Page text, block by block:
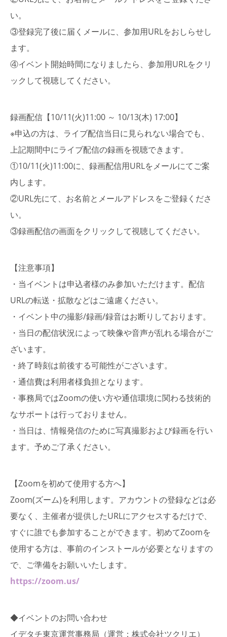
い。
③登録完了後に届くメールに、参加用URLをおしらせし
ます。
④イベント開始時間になりましたら、参加用URLをクリ
ックして視聴してください。
録画配信【10/11(火)11:00 ～ 10/13(木) 17:00】
※申込の方は、ライブ配信当日に見られない場合でも、
上記期間中にライブ配信の録画を視聴できます。
①10/11(火)11:00に、録画配信用URLをメールにてご案
内します。
②URL先にて、お名前とメールアドレスをご登録くださ
い。
③録画配信の画面をクリックして視聴してください。
【注意事項】
・当イベントは申込者様のみ参加いただけます。配信
URLの転送・拡散などはご遠慮ください。
・イベント中の撮影/録画/録音はお断りしております。
・当日の配信状況によって映像や音声が乱れる場合がご
ざいます。
・終了時刻は前後する可能性がございます。
・通信費は利用者様負担となります。
・事務局ではZoomの使い⽅や通信環境に関わる技術的
なサポートは⾏っておりません。
・当日は、情報発信のために写真撮影および録画を行い
ます。予めご了承ください。
【Zoomを初めて使用する方へ】
Zoom(ズーム)を利用します。アカウントの登録などは必
要なく、主催者が提供したURLにアクセスするだけで、
すぐに誰でも参加することができます。初めてZoomを
使用する方は、事前のインストールが必要となりますの
で、ご準備をお願いいたします。
https://zoom.us/
◆イベントのお問い合わせ
イデタチ東京運営事務局（運営：株式会社ツクリエ）